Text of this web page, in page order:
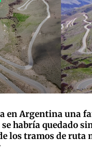
en Argentina una
habría quedado
los tramos de ruta